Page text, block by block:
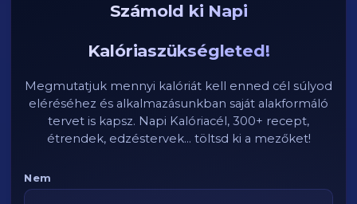
Számold ki Napi
Kalóriaszükségleted!
Megmutatjuk mennyi kalóriát kell enned cél súlyod
eléréséhez és alkalmazásunkban saját alakformáló
tervet is kapsz. Napi Kalóriacél, 300+ recept,
étrendek, edzéstervek... töltsd ki a mezőket!
Nem